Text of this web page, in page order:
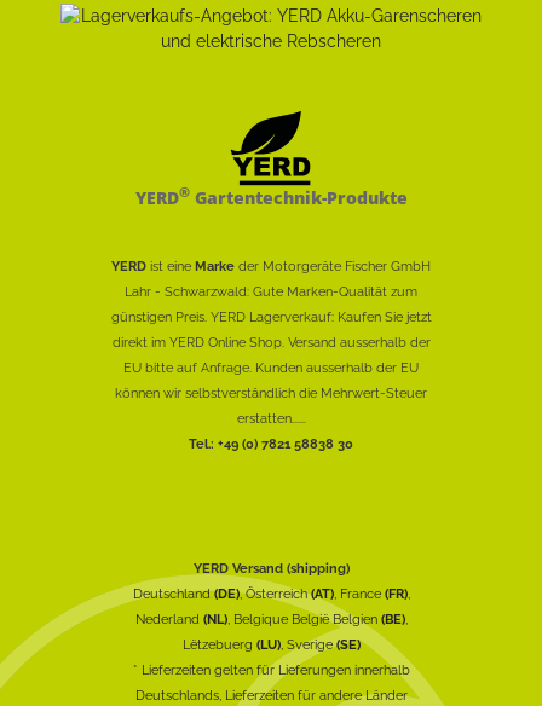
YERD®Gartentechnik-Produkte
YERD ist eine Marke der Motorgeräte Fischer GmbH
Lahr - Schwarzwald: Gute Marken-Qualität zum
günstigen Preis. YERD Lagerverkauf: Kaufen Sie jetzt
direkt im YERD Online Shop. Versand ausserhalb der
EU bitte auf Anfrage. Kunden ausserhalb der EU
können wir selbstverständlich die Mehrwert-Steuer
erstatten......
Tel.: +49 (0) 7821 58838 30
YERD Versand (shipping)
Deutschland(DE), Österreich(AT), France (FR),
Nederland (NL), Belgique België Belgien (BE),
Lëtzebuerg (LU), Sverige(SE)
* Lieferzeiten gelten für Lieferungen innerhalb
Deutschlands, Lieferzeiten für andere Länder